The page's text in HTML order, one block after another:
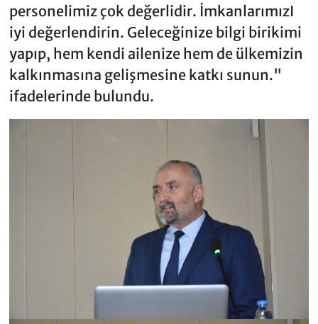
personelimiz çok değerlidir. İmkanlarımızI
iyi değerlendirin. Geleceğinize bilgi birikimi
yapıp, hem kendi ailenize hem de ülkemizin
kalkınmasına gelişmesine katkı sunun."
ifadelerinde bulundu.